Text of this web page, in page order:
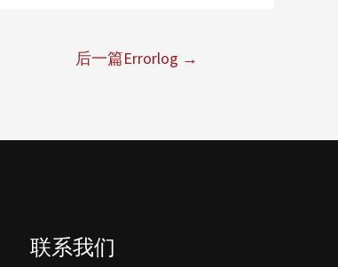
后一篇Errorlog →
联系我们